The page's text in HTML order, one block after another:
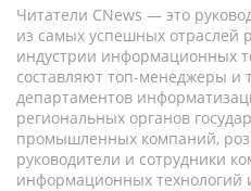
Читатели CNews — это
из самых успешных отраслей
индустрии информационных
составляют топ-менеджеры и
департаментов
региональных органов
промышленных компаний,
руководители и сотрудники
информационных технологий